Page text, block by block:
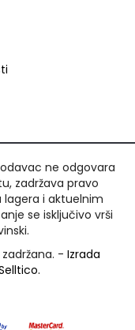
ne odgovara
zadržava pravo
i aktuelnim
se isključivo vrši
zadržana. - Izrada